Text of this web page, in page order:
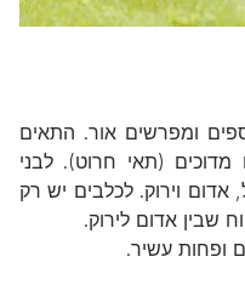
ומפרשים אור. התאים
(תאי חרוט). לבני
וירוק. לכלבים יש רק
שבין אדום לירוק.
ופחות עשיר.